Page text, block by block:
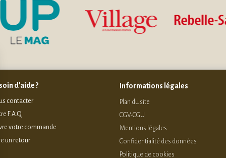
d'aide ?
contacter
F.A.Q
votre commande
un retour
Informations légales
Plan du site
CGV-CGU
Mentions légales
Confidentialité des données
Politique de cookies